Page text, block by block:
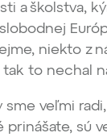
a školstva,
niekto z
to nechal
veľmi
sú